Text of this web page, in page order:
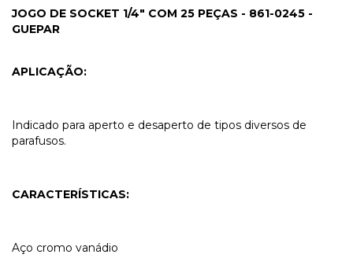
JOGO DE SOCKET 1/4" COM 25 PEÇAS - 861-0245 -
GUEPAR
APLICAÇÃO:
Indicado para aperto e desaperto de tipos diversos de
parafusos.
CARACTERÍSTICAS:
Aço cromo vanádio